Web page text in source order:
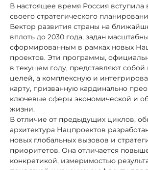
В настоящее время Россия вступила
своего стратегического
Вектор развития страны на
вплоть до 2030 года, задан
сформированным в рамках новых
проектов. Эти программы,
в текущем году, представляют собой
целей, а комплексную и
карту, призванную кардинально
ключевые сферы экономической и
жизни.
В отличие от предыдущих циклов,
архитектура Нацпроектов
новых глобальных вызовов и
приоритетов. Она отличается
конкретикой, измеримостью